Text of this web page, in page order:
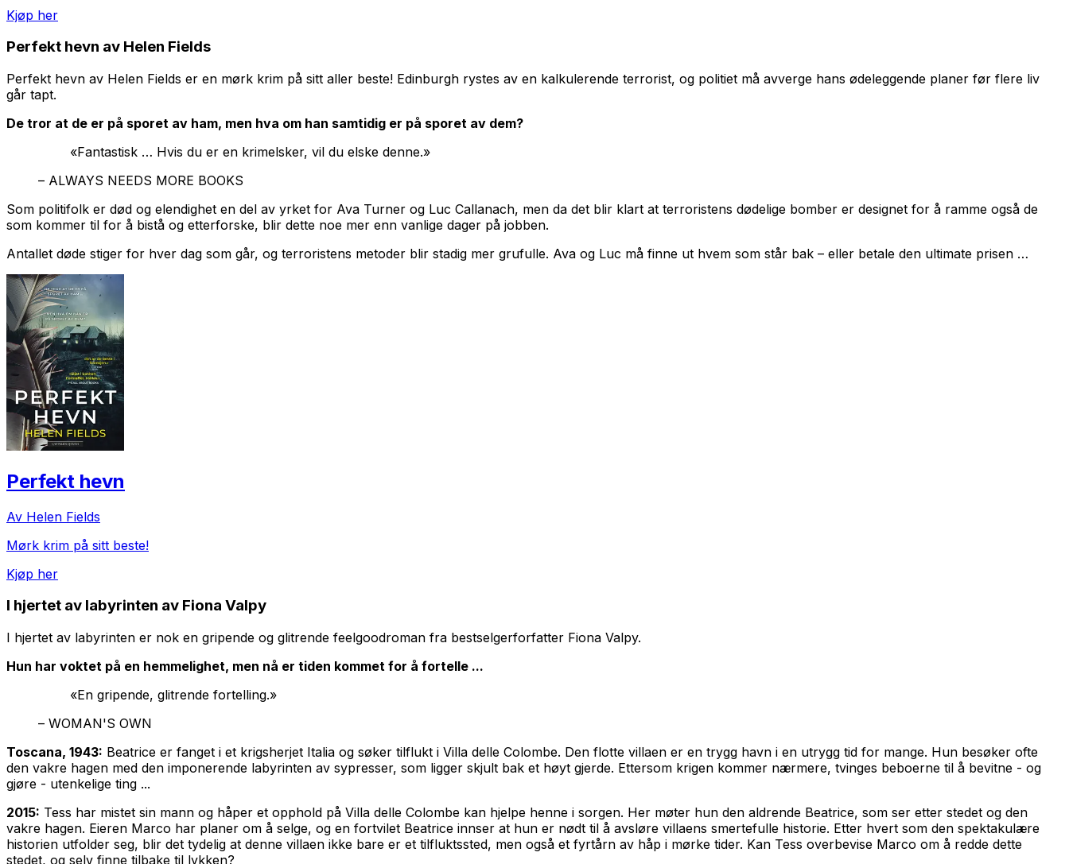
Kjøp her
Perfekt hevn av Helen Fields
Perfekt hevn av Helen Fields er en mørk krim på sitt aller beste! Edinburgh rystes av en kalkulerende terrorist, og politiet må avverge hans ødeleggende planer før flere liv
går tapt.
De tror at de er på sporet av ham, men hva om han samtidig er på sporet av dem?
«Fantastisk … Hvis du er en krimelsker, vil du elske denne.»
– ALWAYS NEEDS MORE BOOKS
Som politifolk er død og elendighet en del av yrket for Ava Turner og Luc Callanach, men da det blir klart at terroristens dødelige bomber er designet for å ramme også de
som kommer til for å bistå og etterforske, blir dette noe mer enn vanlige dager på jobben.
Antallet døde stiger for hver dag som går, og terroristens metoder blir stadig mer grufulle. Ava og Luc må finne ut hvem som står bak – eller betale den ultimate prisen …
Perfekt hevn
Av Helen Fields
Mørk krim på sitt beste!
Kjøp her
I hjertet av labyrinten av Fiona Valpy
I hjertet av labyrinten er nok en gripende og glitrende feelgoodroman fra bestselgerforfatter Fiona Valpy.
Hun har voktet på en hemmelighet, men nå er tiden kommet for å fortelle ...
«En gripende, glitrende fortelling.»
– WOMAN'S OWN
Toscana, 1943: Beatrice er fanget i et krigsherjet Italia og søker tilflukt i Villa delle Colombe. Den flotte villaen er en trygg havn i en utrygg tid for mange. Hun besøker ofte
den vakre hagen med den imponerende labyrinten av sypresser, som ligger skjult bak et høyt gjerde. Ettersom krigen kommer nærmere, tvinges beboerne til å bevitne - og
gjøre - utenkelige ting ...
2015: Tess har mistet sin mann og håper et opphold på Villa delle Colombe kan hjelpe henne i sorgen. Her møter hun den aldrende Beatrice, som ser etter stedet og den
vakre hagen. Eieren Marco har planer om å selge, og en fortvilet Beatrice innser at hun er nødt til å avsløre villaens smertefulle historie. Etter hvert som den spektakulære
historien utfolder seg, blir det tydelig at denne villaen ikke bare er et tilfluktssted, men også et fyrtårn av håp i mørke tider. Kan Tess overbevise Marco om å redde dette
stedet, og selv finne tilbake til lykken?